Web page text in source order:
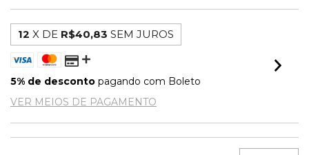
12 X DE R$40,83 SEM JUROS
5% de desconto pagando com Boleto
VER MEIOS DE PAGAMENTO